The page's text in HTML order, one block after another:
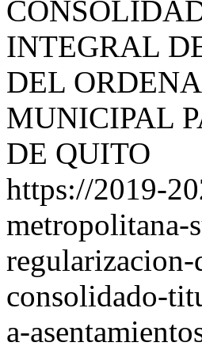
INTEGRAL
DEL
MUNICIPAL
DE QUITO
https://2019-
metropolitana-
regularizacion-
consolidado-
a-